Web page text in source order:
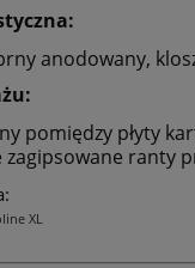
anodowany,
pomiędzy płyty
zagipsowane ranty
XL